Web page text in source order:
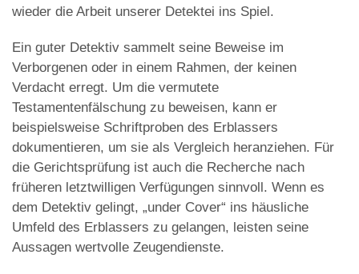
wieder die Arbeit unserer Detektei ins Spiel.
Ein guter Detektiv sammelt seine Beweise im
Verborgenen oder in einem Rahmen, der keinen
Verdacht erregt. Um die vermutete
Testamentenfälschung zu beweisen, kann er
beispielsweise Schriftproben des Erblassers
dokumentieren, um sie als Vergleich heranziehen. Für
die Gerichtsprüfung ist auch die Recherche nach
früheren letztwilligen Verfügungen sinnvoll. Wenn es
dem Detektiv gelingt, „under Cover“ ins häusliche
Umfeld des Erblassers zu gelangen, leisten seine
Aussagen wertvolle Zeugendienste.